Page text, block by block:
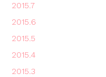
2015.7
2015.6
2015.5
2015.4
2015.3